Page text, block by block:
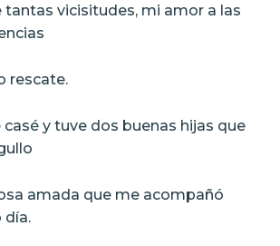
tantas vicisitudes, mi amor a las
rescate.
y tuve dos buenas hijas que
amada que me acompañó
día.